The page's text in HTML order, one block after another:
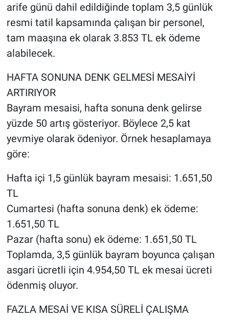
arife günü dahil edildiğinde toplam 3,5 günlük
resmi tatil kapsamında çalışan bir personel,
tam maaşına ek olarak 3.853 TL ek ödeme
alabilecek.
HAFTA SONUNA DENK GELMESİ MESAİYİ
ARTIRIYOR
Bayram mesaisi, hafta sonuna denk gelirse
yüzde 50 artış gösteriyor. Böylece 2,5 kat
yevmiye olarak ödeniyor. Örnek hesaplamaya
göre:
Hafta içi 1,5 günlük bayram mesaisi: 1.651,50
TL
Cumartesi (hafta sonuna denk) ek ödeme:
1.651,50 TL
Pazar (hafta sonu) ek ödeme: 1.651,50 TL
Toplamda, 3,5 günlük bayram boyunca çalışan
asgari ücretli için 4.954,50 TL ek mesai ücreti
ödenmiş oluyor.
FAZLA MESAİ VE KISA SÜRELİ ÇALIŞMA